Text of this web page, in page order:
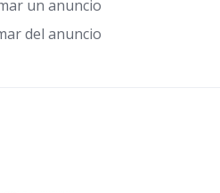
un anuncio
del anuncio